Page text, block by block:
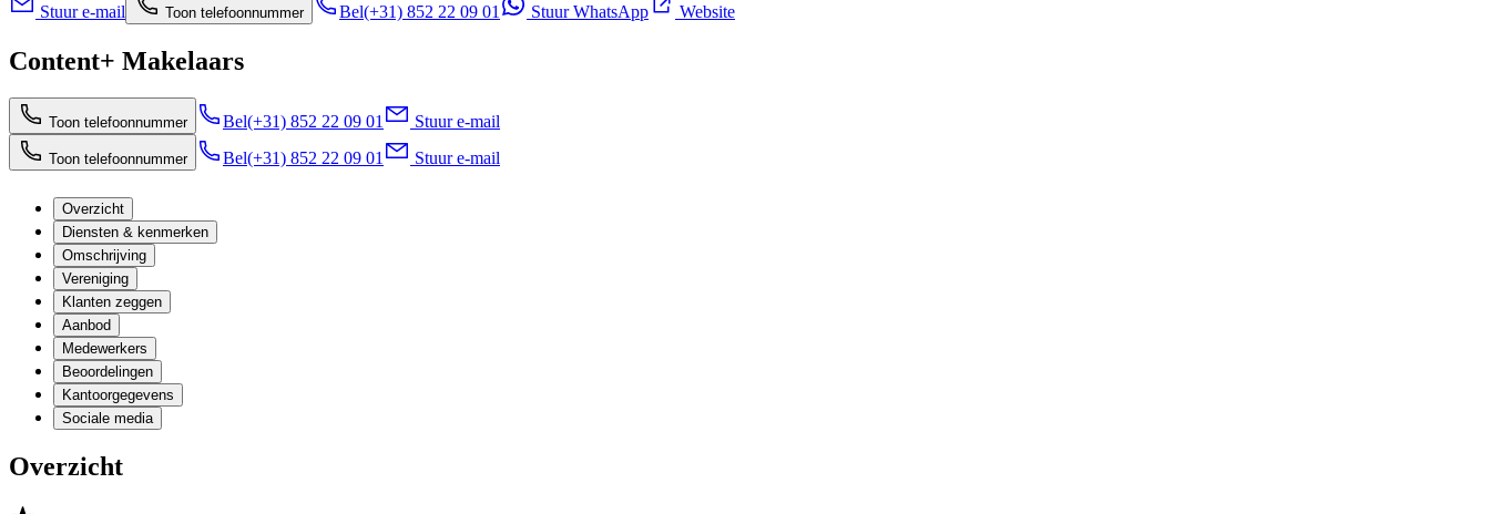
Stuur e-mail Toon telefoonnummer Bel(+31) 852 22 09 01 Stuur WhatsApp Website
Content+ Makelaars
Toon telefoonnummer Bel(+31) 852 22 09 01 Stuur e-mail
Toon telefoonnummer Bel(+31) 852 22 09 01 Stuur e-mail
Overzicht
Diensten & kenmerken
Omschrijving
Vereniging
Klanten zeggen
Aanbod
Medewerkers
Beoordelingen
Kantoorgegevens
Sociale media
Overzicht